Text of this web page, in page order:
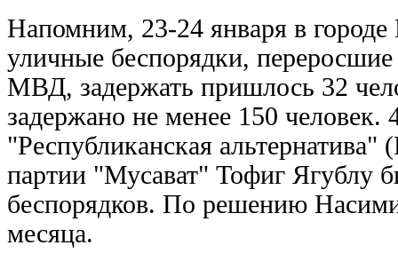
Напомним, 23-24 января в
уличные беспорядки,
МВД, задержать пришлось 32
задержано не менее 150 человек.
"Республиканская
партии "Мусават" Тофиг Ягублу
беспорядков. По решению
месяца.